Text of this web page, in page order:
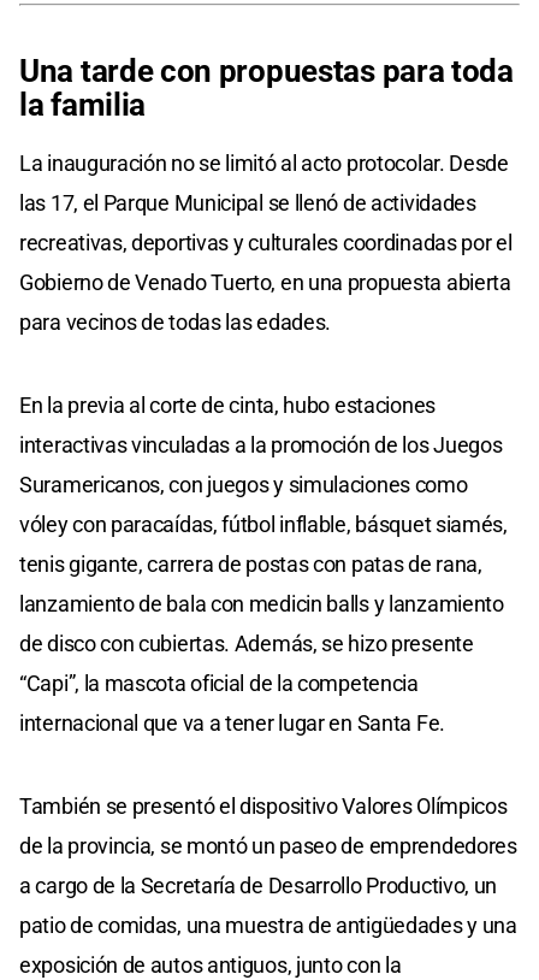
Una tarde con propuestas para toda
la familia
La inauguración no se limitó al acto protocolar. Desde
las 17, el Parque Municipal se llenó de actividades
recreativas, deportivas y culturales coordinadas por el
Gobierno de Venado Tuerto, en una propuesta abierta
para vecinos de todas las edades.
En la previa al corte de cinta, hubo estaciones
interactivas vinculadas a la promoción de los Juegos
Suramericanos, con juegos y simulaciones como
vóley con paracaídas, fútbol inflable, básquet siamés,
tenis gigante, carrera de postas con patas de rana,
lanzamiento de bala con medicin balls y lanzamiento
de disco con cubiertas. Además, se hizo presente
“Capi”, la mascota oficial de la competencia
internacional que va a tener lugar en Santa Fe.
También se presentó el dispositivo Valores Olímpicos
de la provincia, se montó un paseo de emprendedores
a cargo de la Secretaría de Desarrollo Productivo, un
patio de comidas, una muestra de antigüedades y una
exposición de autos antiguos, junto con la